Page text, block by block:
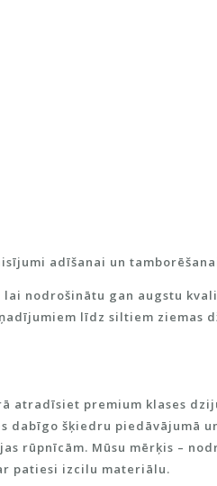
adīšanai un
nodrošinātu gan augstu
līdz siltiem ziemas
atradīsiet premium klases
dabīgo šķiedru piedāvājumā
rūpnīcām. Mūsu mērķis –
patiesi izcilu materiālu.